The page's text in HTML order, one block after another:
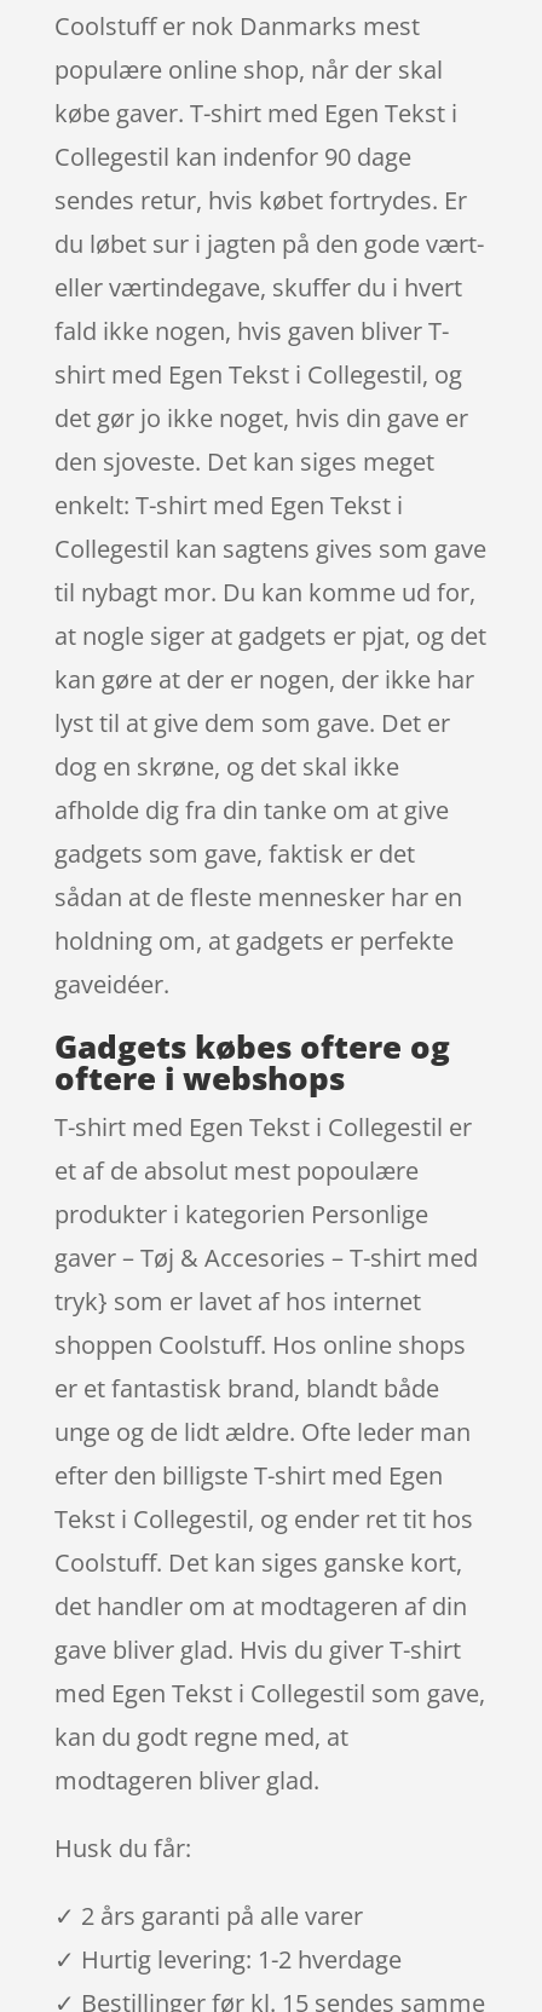
Coolstuff er nok Danmarks mest
populære online shop, når der skal
købe gaver. T-shirt med Egen Tekst i
Collegestil kan indenfor 90 dage
sendes retur, hvis købet fortrydes. Er
du løbet sur i jagten på den gode vært-
eller værtindegave, skuffer du i hvert
fald ikke nogen, hvis gaven bliver T-
shirt med Egen Tekst i Collegestil, og
det gør jo ikke noget, hvis din gave er
den sjoveste. Det kan siges meget
enkelt: T-shirt med Egen Tekst i
Collegestil kan sagtens gives som gave
til nybagt mor. Du kan komme ud for,
at nogle siger at gadgets er pjat, og det
kan gøre at der er nogen, der ikke har
lyst til at give dem som gave. Det er
dog en skrøne, og det skal ikke
afholde dig fra din tanke om at give
gadgets som gave, faktisk er det
sådan at de fleste mennesker har en
holdning om, at gadgets er perfekte
gaveidéer.
Gadgets købes oftere og
oftere i webshops
T-shirt med Egen Tekst i Collegestil er
et af de absolut mest popoulære
produkter i kategorien Personlige
gaver – Tøj & Accesories – T-shirt med
tryk} som er lavet af hos internet
shoppen Coolstuff. Hos online shops
er et fantastisk brand, blandt både
unge og de lidt ældre. Ofte leder man
efter den billigste T-shirt med Egen
Tekst i Collegestil, og ender ret tit hos
Coolstuff. Det kan siges ganske kort,
det handler om at modtageren af din
gave bliver glad. Hvis du giver T-shirt
med Egen Tekst i Collegestil som gave,
kan du godt regne med, at
modtageren bliver glad.
Husk du får:
✓ 2 års garanti på alle varer
✓ Hurtig levering: 1-2 hverdage
✓ Bestillinger før kl. 15 sendes samme